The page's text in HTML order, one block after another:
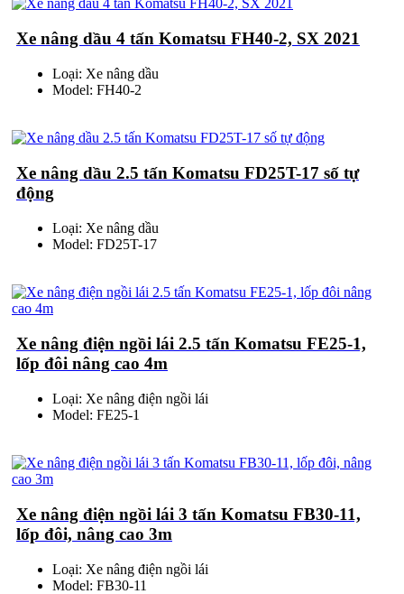
Xe nâng dầu 4 tấn Komatsu FH40-2, SX 2021
Loại: Xe nâng dầu
Model: FH40-2
Xe nâng dầu 2.5 tấn Komatsu FD25T-17 số tự
động
Loại: Xe nâng dầu
Model: FD25T-17
Xe nâng điện ngồi lái 2.5 tấn Komatsu FE25-1,
lốp đôi nâng cao 4m
Loại: Xe nâng điện ngồi lái
Model: FE25-1
Xe nâng điện ngồi lái 3 tấn Komatsu FB30-11,
lốp đôi, nâng cao 3m
Loại: Xe nâng điện ngồi lái
Model: FB30-11